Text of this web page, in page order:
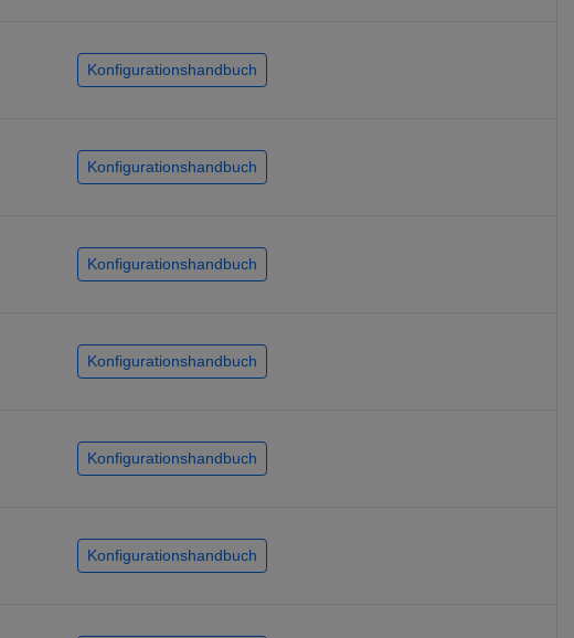
Konfigurationshandbuch
Konfigurationshandbuch
Konfigurationshandbuch
Konfigurationshandbuch
Konfigurationshandbuch
Konfigurationshandbuch